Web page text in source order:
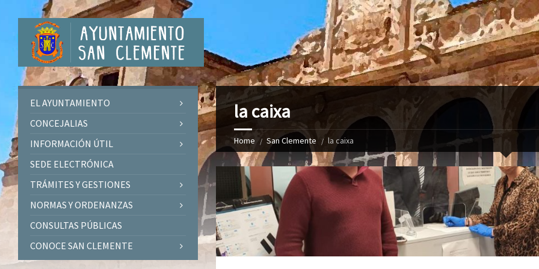
la caixa
Home San Clemente la caixa
EL AYUNTAMIENTO
CONCEJALIAS
INFORMACIÓN ÚTIL
SEDE ELECTRÓNICA
TRÁMITES Y GESTIONES
NORMAS Y ORDENANZAS
CONSULTAS PÚBLICAS
CONOCE SAN CLEMENTE